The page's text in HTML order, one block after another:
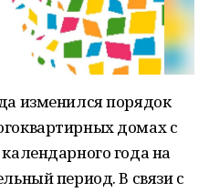
изменился порядок
домах с
года на
период. В связи с